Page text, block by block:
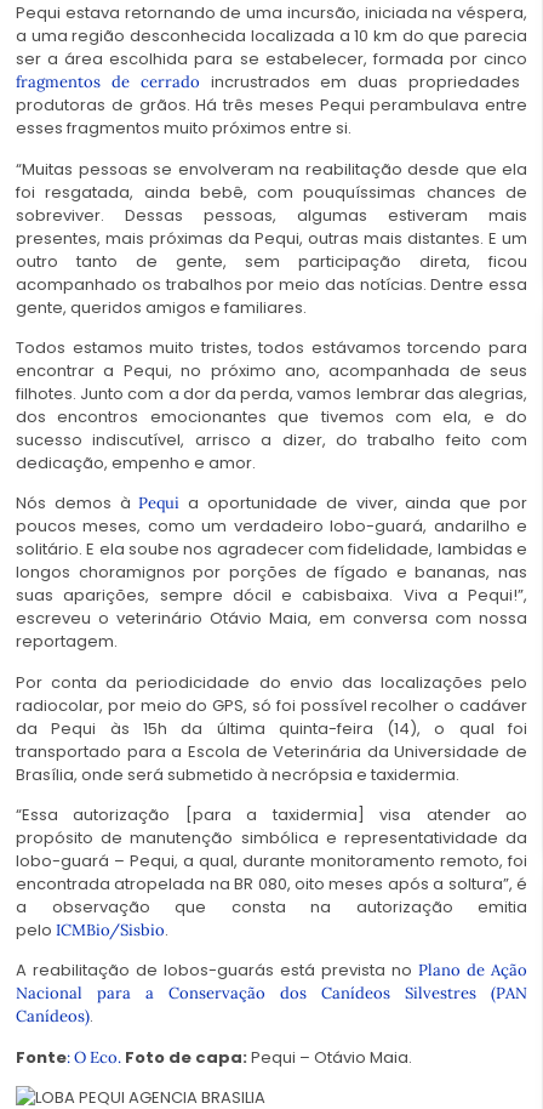
Pequi estava retornando de uma incursão, iniciada na véspera,
a uma região desconhecida localizada a 10 km do que parecia
ser a área escolhida para se estabelecer, formada por cinco
fragmentos de cerrado incrustrados em duas propriedades
produtoras de grãos. Há três meses Pequi perambulava entre
esses fragmentos muito próximos entre si.
“Muitas pessoas se envolveram na reabilitação desde que ela
foi resgatada, ainda bebê, com pouquíssimas chances de
sobreviver. Dessas pessoas, algumas estiveram mais
presentes, mais próximas da Pequi, outras mais distantes. E um
outro tanto de gente, sem participação direta, ficou
acompanhado os trabalhos por meio das notícias. Dentre essa
gente, queridos amigos e familiares.
Todos estamos muito tristes, todos estávamos torcendo para
encontrar a Pequi, no próximo ano, acompanhada de seus
filhotes. Junto com a dor da perda, vamos lembrar das alegrias,
dos encontros emocionantes que tivemos com ela, e do
sucesso indiscutível, arrisco a dizer, do trabalho feito com
dedicação, empenho e amor.
Nós demos àPequi a oportunidade de viver, ainda que por
poucos meses, como um verdadeiro lobo-guará, andarilho e
solitário. E ela soube nos agradecer com fidelidade, lambidas e
longos choramignos por porções de fígado e bananas, nas
suas aparições, sempre dócil e cabisbaixa. Viva a Pequi!”,
escreveu o veterinário Otávio Maia, em conversa com nossa
reportagem.
Por conta da periodicidade do envio das localizações pelo
radiocolar, por meio do GPS, só foi possível recolher o cadáver
da Pequi às 15h da última quinta-feira (14), o qual foi
transportado para a Escola de Veterinária da Universidade de
Brasília, onde será submetido à necrópsia e taxidermia.
“Essa autorização [para a taxidermia] visa atender ao
propósito de manutenção simbólica e representatividade da
lobo-guará – Pequi, a qual, durante monitoramento remoto, foi
encontrada atropelada na BR 080, oito meses após a soltura”, é
a observação que consta na autorização emitia
pelo ICMBio/Sisbio.
A reabilitação de lobos-guarás está prevista no Plano de Ação
Nacional para a Conservação dos Canídeos Silvestres (PAN
Canídeos).
Fonte: O Eco. Foto de capa: Pequi – Otávio Maia.